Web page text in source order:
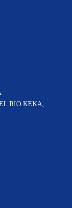
RIO KEKA,